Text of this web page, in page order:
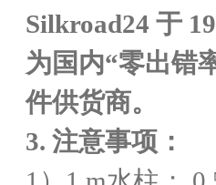
Silkroad24 于
为国内“零出错
件供货商。
3. 注意事项：